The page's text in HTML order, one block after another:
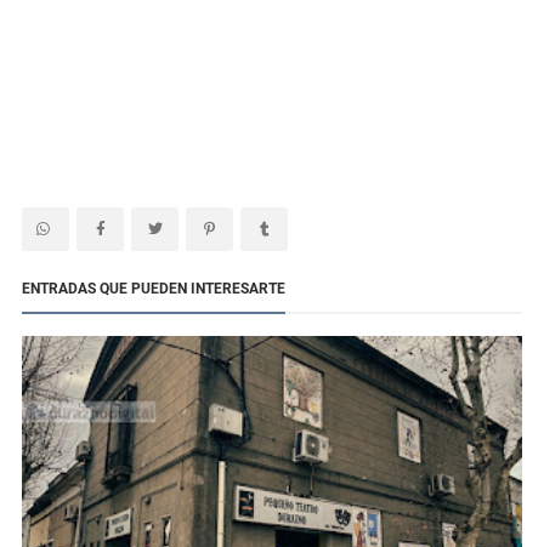
ENTRADAS QUE PUEDEN INTERESARTE